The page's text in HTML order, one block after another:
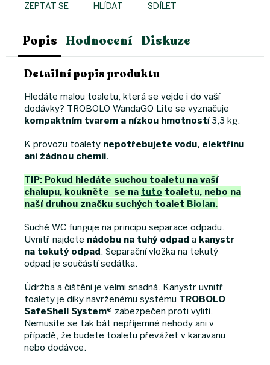
ZEPTAT SE HLÍDAT SDÍLET
Popis Hodnocení Diskuze
Detailní popis produktu
Hledáte malou toaletu, která se vejde i do vaší
dodávky? TROBOLO WandaGO Lite se vyznačuje
kompaktním tvarem a nízkou hmotností 3,3 kg.
K provozu toalety nepotřebujete vodu, elektřinu
ani žádnou chemii.
TIP: Pokud hledáte suchou toaletu na vaší
chalupu, koukněte se na tuto toaletu, nebo na
naší druhou značku suchých toalet Biolan.
Suché WC funguje na principu separace odpadu.
Uvnitř najdete nádobu na tuhý odpad a kanystr
na tekutý odpad. Separační vložka na tekutý
odpad je součástí sedátka.
Údržba a čištění je velmi snadná. Kanystr uvnitř
toalety je díky navrženému systému TROBOLO
SafeShell System® zabezpečen proti vylití.
Nemusíte se tak bát nepříjemné nehody ani v
případě, že budete toaletu převážet v karavanu
nebo dodávce.